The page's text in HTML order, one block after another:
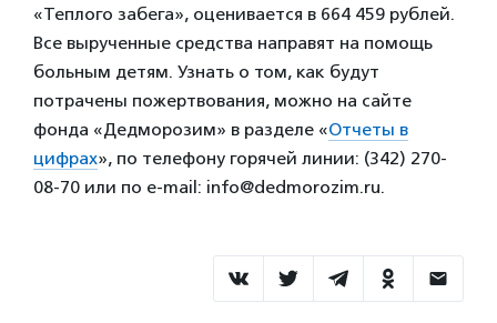
«Теплого забега», оценивается в 664 459 рублей.
Все вырученные средства направят на помощь
больным детям. Узнать о том, как будут
потрачены пожертвования, можно на сайте
фонда «Дедморозим» в разделе «Отчеты в
цифрах», по телефону горячей линии: (342) 270-
08-70 или по e-mail: info@dedmorozim.ru.